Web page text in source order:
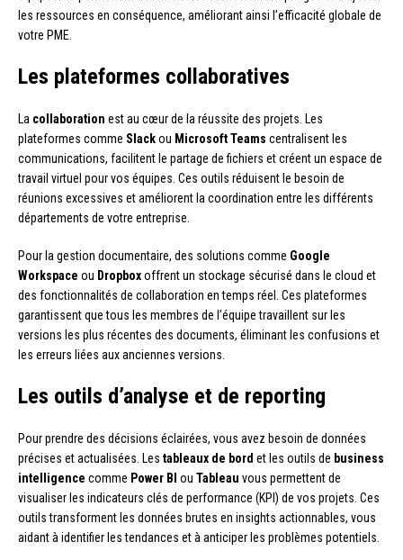
les ressources en conséquence, améliorant ainsi l’efficacité globale de
votre PME.
Les plateformes collaboratives
La collaboration est au cœur de la réussite des projets. Les
plateformes comme Slackou Microsoft Teams centralisent les
communications, facilitent le partage de fichiers et créent un espace de
travail virtuel pour vos équipes. Ces outils réduisent le besoin de
réunions excessives et améliorent la coordination entre les différents
départements de votre entreprise.
Pour la gestion documentaire, des solutions comme Google
Workspace ou Dropboxoffrent un stockage sécurisé dans le cloud et
des fonctionnalités de collaboration en temps réel. Ces plateformes
garantissent que tous les membres de l’équipe travaillent sur les
versions les plus récentes des documents, éliminant les confusions et
les erreurs liées aux anciennes versions.
Les outils d’analyse et de reporting
Pour prendre des décisions éclairées, vous avez besoin de données
précises et actualisées. Les tableaux de bord et les outils de business
intelligence comme Power BI ou Tableau vous permettent de
visualiser les indicateurs clés de performance (KPI) de vos projets. Ces
outils transforment les données brutes en insights actionnables, vous
aidant à identifier les tendances et à anticiper les problèmes potentiels.